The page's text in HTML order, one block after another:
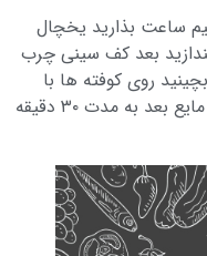
ساعت بذارید یخچال
بعد کف سینی چرب
روی کوفته ها با
فرچه چرب کنید با روغن زیتون یا روغن مایع بعد به مدت ۳۰ دقیقه